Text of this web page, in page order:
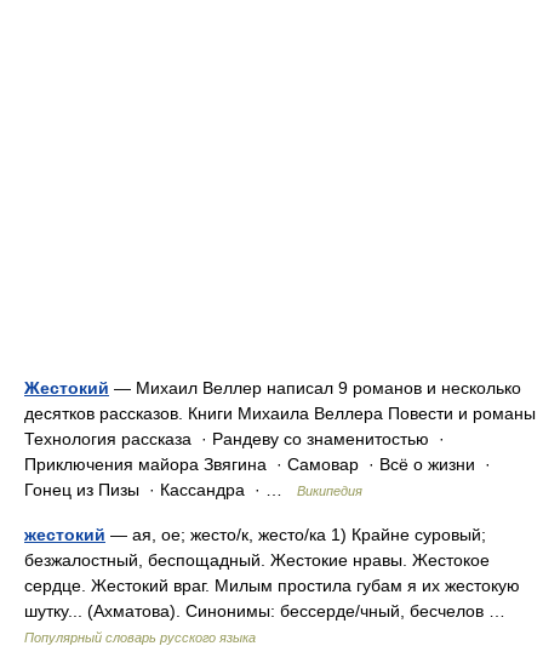
Жестокий — Михаил Веллер написал 9 романов и несколько
десятков рассказов. Книги Михаила Веллера Повести и романы
Технология рассказа · Рандеву со знаменитостью ·
Приключения майора Звягина · Самовар · Всё о жизни ·
Гонец из Пизы · Кассандра · …
Википедия
жестокий — ая, ое; жесто/к, жесто/ка 1) Крайне суровый;
безжалостный, беспощадный. Жестокие нравы. Жестокое
сердце. Жестокий враг. Милым простила губам я их жестокую
шутку... (Ахматова). Синонимы: бессерде/чный, бесчелов …
Популярный словарь русского языка